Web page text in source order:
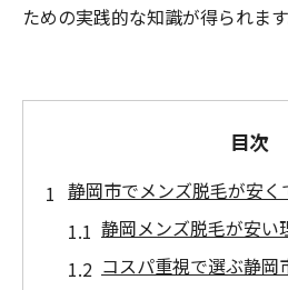
ための実践的な知識が得られます
目次
静岡市でメンズ脱毛が安
静岡メンズ脱毛が安い
コスパ重視で選ぶ静岡